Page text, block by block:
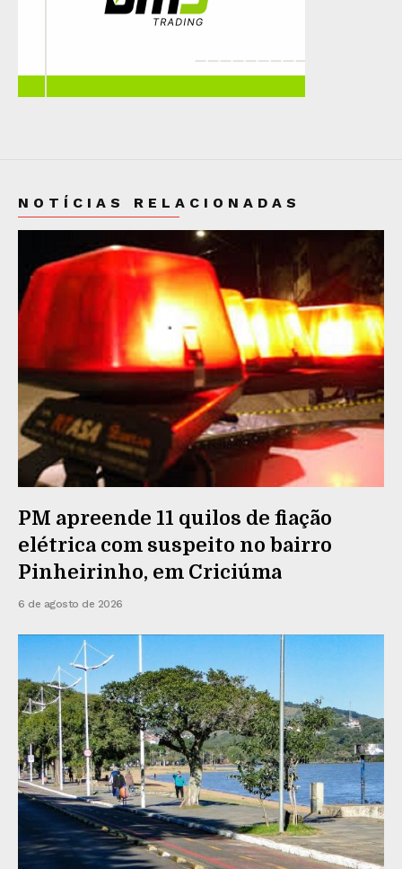
NOTÍCIAS RELACIONADAS
PM apreende 11 quilos de fiação
elétrica com suspeito no bairro
Pinheirinho, em Criciúma
6 de agosto de 2026